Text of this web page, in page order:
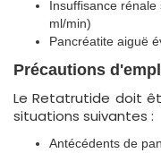
Insuffisance
ml/min)
Pancréatite aiguë
Précautions
Le Retatrutide doit
situations suivantes :
Antécédents de